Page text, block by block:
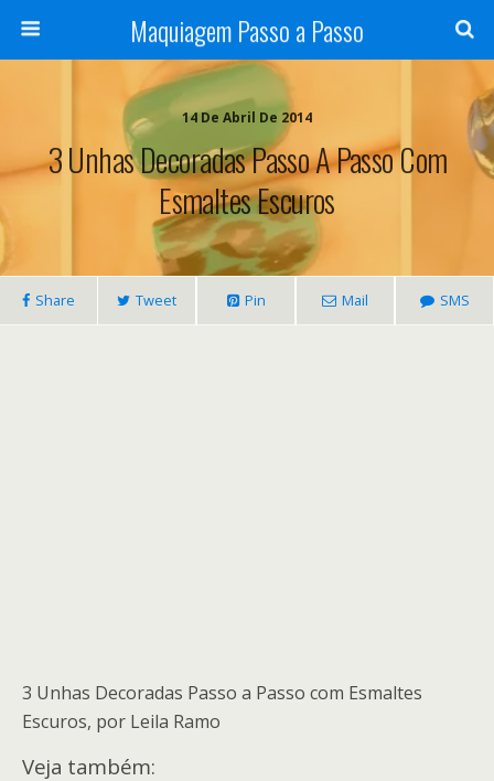
Maquiagem Passo a Passo
14 De Abril De 2014
3 Unhas Decoradas Passo A Passo Com
Esmaltes Escuros
Share Tweet Pin Mail SMS
3 Unhas Decoradas Passo a Passo com Esmaltes
Escuros, por Leila Ramo
Veja também: